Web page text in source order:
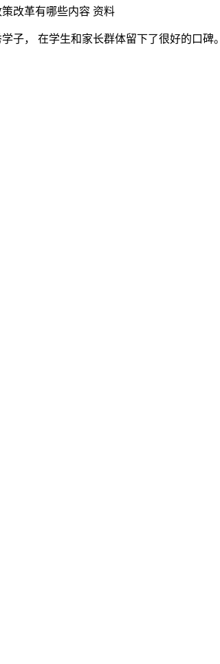
子， 在学生和家长群体留下了很好的口碑。